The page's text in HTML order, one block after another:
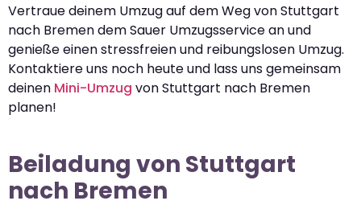
Vertraue deinem Umzug auf dem Weg von Stuttgart
nach Bremen dem Sauer Umzugsservice an und
genieße einen stressfreien und reibungslosen Umzug.
Kontaktiere uns noch heute und lass uns gemeinsam
deinen Mini-Umzug von Stuttgart nach Bremen
planen!
Beiladung von Stuttgart
nach Bremen